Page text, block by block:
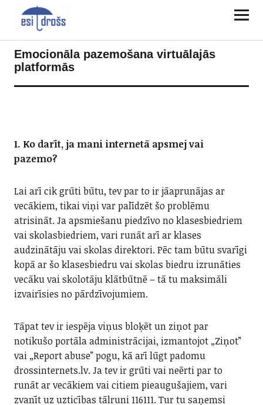
Emocionāla pazemošana virtuālajās
platformās
1. Ko darīt, ja mani internetā apsmej vai
pazemo?
Lai arī cik grūti būtu, tev par to ir jāaprunājas ar
vecākiem, tikai viņi var palīdzēt šo problēmu
atrisināt. Ja apsmiešanu piedzīvo no klasesbiedriem
vai skolasbiedriem, vari runāt arī ar klases
audzinātāju vai skolas direktori. Pēc tam būtu svarīgi
kopā ar šo klasesbiedru vai skolas biedru izrunāties
vecāku vai skolotāju klātbūtnē – tā tu maksimāli
izvairīsies no pārdzīvojumiem.
Tāpat tev ir iespēja viņus bloķēt un ziņot par
notikušo portāla administrācijai, izmantojot „Ziņot”
vai „Report abuse” pogu, kā arī lūgt padomu
drossinternets.lv. Ja tev ir grūti vai neērti par to
runāt ar vecākiem vai citiem pieaugušajiem, vari
zvanīt uz uzticības tālruni 116111. Tur tu saņemsi